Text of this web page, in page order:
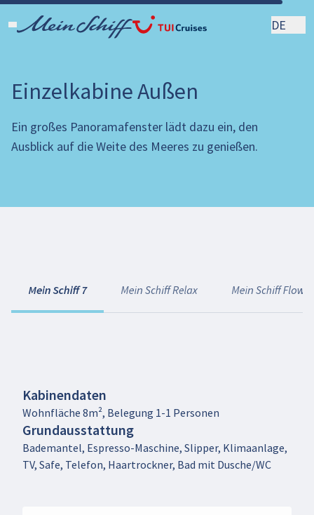
DE
Einzelkabine Außen
Ein großes Panoramafenster lädt dazu ein, den
Ausblick auf die Weite des Meeres zu genießen.
Mein Schiff 7 Mein Schiff Relax Mein Schiff Flow
Kabinendaten
Wohnfläche 8m², Belegung 1-1 Personen
Grundausstattung
Bademantel, Espresso-Maschine, Slipper, Klimaanlage,
TV, Safe, Telefon, Haartrockner, Bad mit Dusche/WC